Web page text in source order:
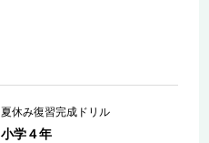
夏休み復習完成ドリル
小学４年